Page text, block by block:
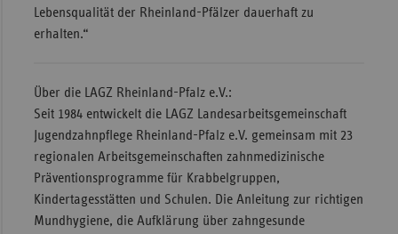
Lebensqualität der Rheinland-Pfälzer dauerhaft zu
erhalten.“
Über die LAGZ Rheinland-Pfalz e.V.:
Seit 1984 entwickelt die LAGZ Landesarbeitsgemeinschaft
Jugendzahnpflege Rheinland-Pfalz e.V. gemeinsam mit 23
regionalen Arbeitsgemeinschaften zahnmedizinische
Präventionsprogramme für Krabbelgruppen,
Kindertagesstätten und Schulen. Die Anleitung zur richtigen
Mundhygiene, die Aufklärung über zahngesunde